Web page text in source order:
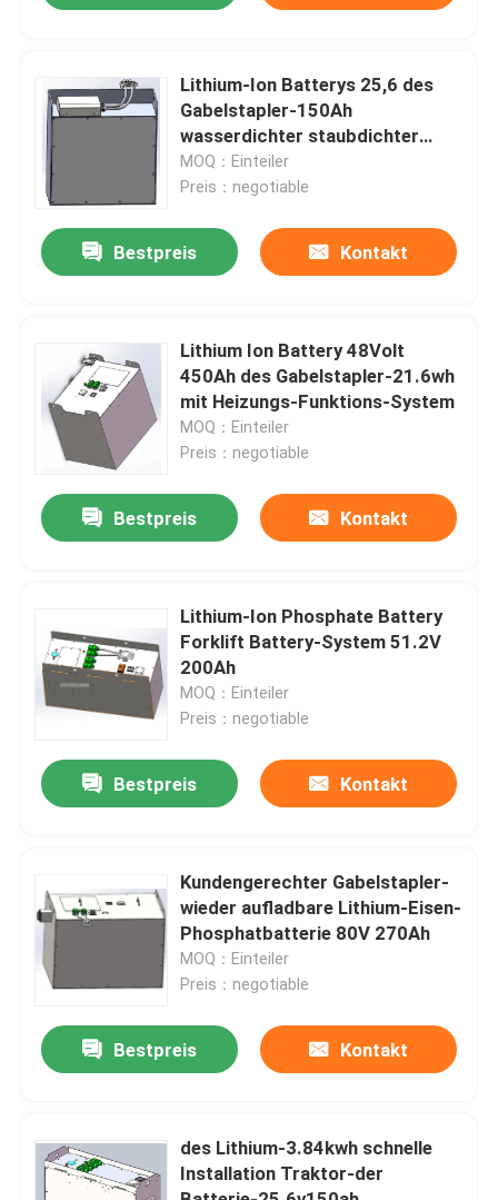
Über uns
Fabrik-Ausflug
Treten Sie mit uns in Verbindung
Fordern Sie ein Zitat
Gabelstapler-Lithium-Batterie
Energie-Speicher-Lithium-Batterie
Lithium-Ion Batterys 25,6 des
Gabelstapler-150Ah
wasserdichter staubdichter
Grad Volt-IP54
MOQ：Einteiler
Preis：negotiable
Bestpreis Kontakt
Lithium Ion Battery 48Volt
450Ah des Gabelstapler-21.6wh
mit Heizungs-Funktions-System
MOQ：Einteiler
Preis：negotiable
Bestpreis Kontakt
Lithium-Ion Phosphate Battery
Forklift Battery-System 51.2V
200Ah
MOQ：Einteiler
Preis：negotiable
Bestpreis Kontakt
Kundengerechter Gabelstapler-
wieder aufladbare Lithium-Eisen-
Phosphatbatterie 80V 270Ah
MOQ：Einteiler
Preis：negotiable
Bestpreis Kontakt
des Lithium-3.84kwh schnelle
Installation Traktor-der